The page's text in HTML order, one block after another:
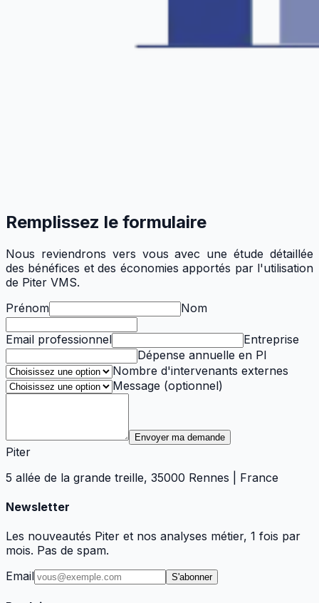
Remplissez le formulaire
Nous reviendrons vers vous avec une étude détaillée
des bénéfices et des économies apportés par l'utilisation
de Piter VMS.
Prénom
Nom
Email professionnel
Entreprise
Dépense annuelle en PI
Nombre d'intervenants externes
Message (optionnel)
Envoyer ma demande
Piter
5 allée de la grande treille, 35000 Rennes | France
Newsletter
Les nouveautés Piter et nos analyses métier, 1 fois par
mois. Pas de spam.
Email
S'abonner